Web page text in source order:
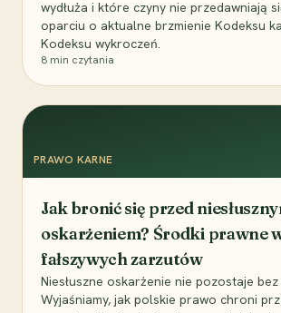
wydłuża i które czyny nie przedawniają
oparciu o aktualne brzmienie Kodeksu
Kodeksu wykroczeń.
8 min czytania
PRAWO KARNE
Jak bronić się przed
oskarżeniem? Środki prawne
fałszywych zarzutów
Niesłuszne oskarżenie nie pozostaje bez
Wyjaśniamy, jak polskie prawo chroni